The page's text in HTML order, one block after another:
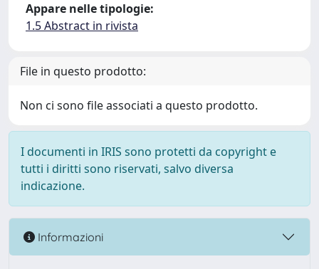
Appare nelle tipologie:
1.5 Abstract in rivista
File in questo prodotto:
Non ci sono file associati a questo prodotto.
I documenti in IRIS sono protetti da copyright e
tutti i diritti sono riservati, salvo diversa
indicazione.
Informazioni